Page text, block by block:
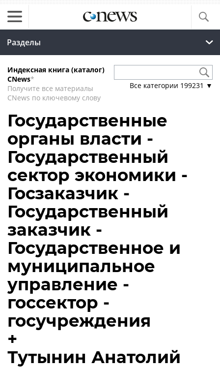
Разделы
Индексная книга (каталог)
CNews*
Получите все материалы
CNews по ключевому слову
Все категории 199231 ▼
Государственные
органы власти -
Государственный
сектор экономики -
Госзаказчик -
Государственный
заказчик -
Государственное и
муниципальное
управление -
госсектор -
госучреждения
+
Тутынин Анатолий